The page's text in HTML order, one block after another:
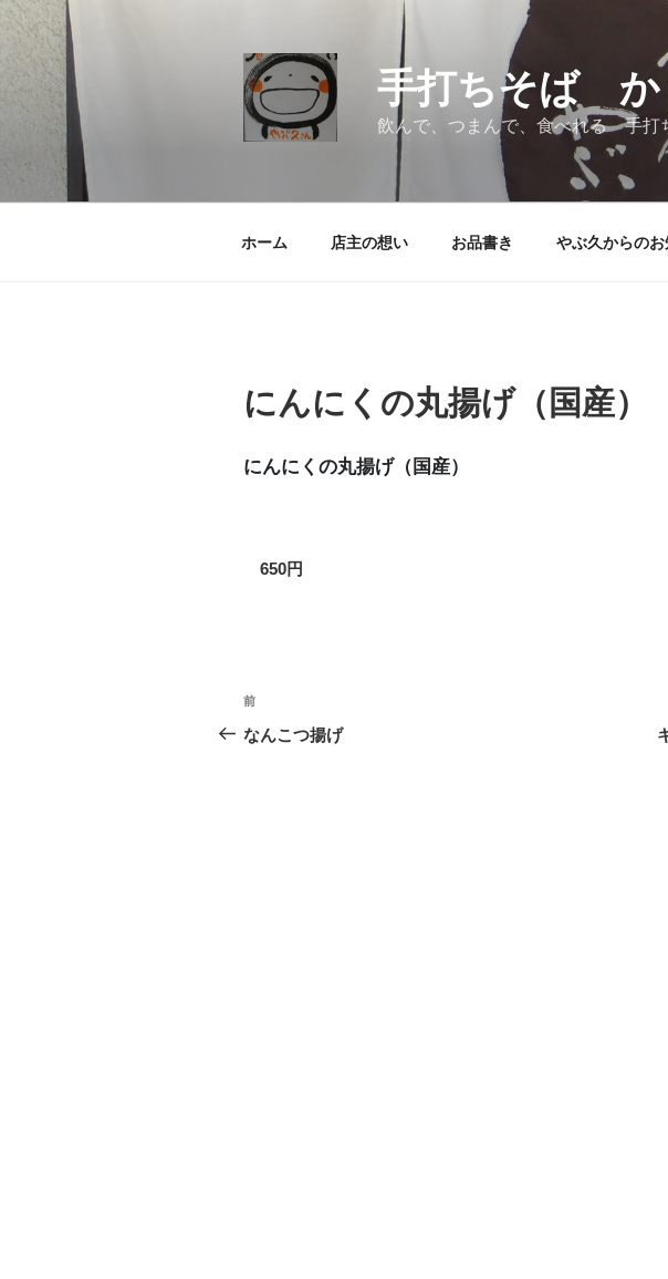
コ
ン
テ
ン
キ
手打ちそば
飲んで、つまんで、食べれる 手
ホーム 店主の想い お品書き やぶ久からのお
にんにくの丸揚げ（国産）
にんにくの丸揚げ（国産）
650円
投
稿
前
の
前
なんこつ揚げ